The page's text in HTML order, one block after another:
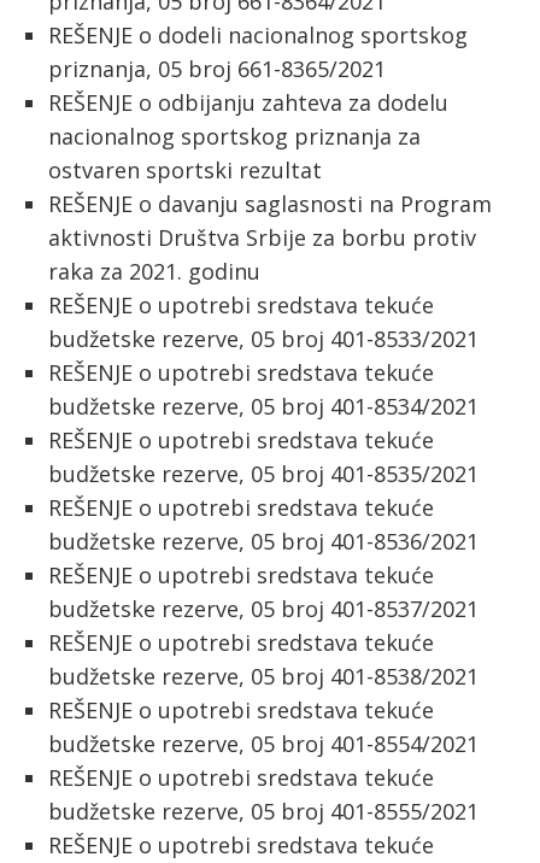
REŠENJE o dodeli nacionalnog sportskog
priznanja, 05 broj 661-8365/2021
REŠENJE o odbijanju zahteva za dodelu
nacionalnog sportskog priznanja za
ostvaren sportski rezultat
REŠENJE o davanju saglasnosti na Program
aktivnosti Društva Srbije za borbu protiv
raka za 2021. godinu
REŠENJE o upotrebi sredstava tekuće
budžetske rezerve, 05 broj 401-8533/2021
REŠENJE o upotrebi sredstava tekuće
budžetske rezerve, 05 broj 401-8534/2021
REŠENJE o upotrebi sredstava tekuće
budžetske rezerve, 05 broj 401-8535/2021
REŠENJE o upotrebi sredstava tekuće
budžetske rezerve, 05 broj 401-8536/2021
REŠENJE o upotrebi sredstava tekuće
budžetske rezerve, 05 broj 401-8537/2021
REŠENJE o upotrebi sredstava tekuće
budžetske rezerve, 05 broj 401-8538/2021
REŠENJE o upotrebi sredstava tekuće
budžetske rezerve, 05 broj 401-8554/2021
REŠENJE o upotrebi sredstava tekuće
budžetske rezerve, 05 broj 401-8555/2021
REŠENJE o upotrebi sredstava tekuće